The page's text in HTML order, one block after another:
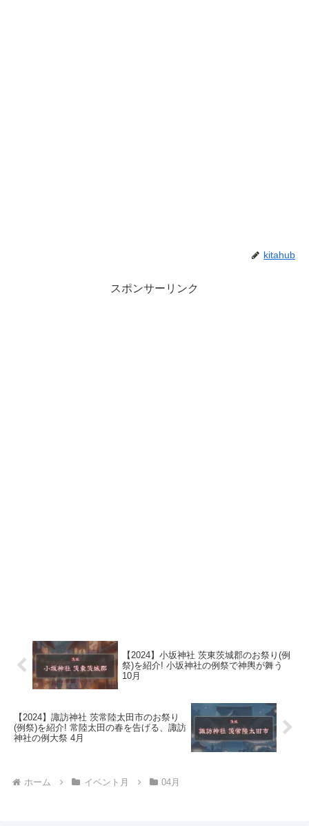
kitahub
スポンサーリンク
【2024】小坂神社 茨東茨城郡のお祭り(例
祭)を紹介! 小坂神社の例祭で神輿が舞う
10月
【2024】諏訪神社 茨常陸太田市のお祭り
(例祭)を紹介! 常陸太田の春を告げる、諏訪
神社の例大祭 4月
ホーム イベント月 04月